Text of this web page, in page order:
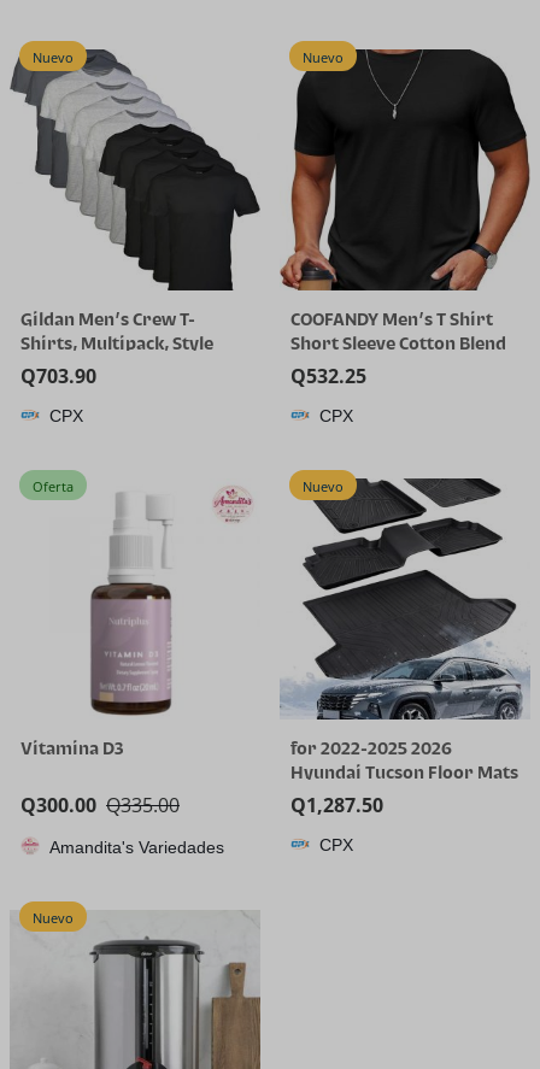
Nuevo
Gildan Men’s Crew T-
Shirts, Multipack, Style
G1100
Q703.90
CPX
Nuevo
COOFANDY Men’s T Shirt
Short Sleeve Cotton Blend
T-Shirts Crew Neck Casual
Summer Basic Tee Shirts
Q532.25
CPX
Oferta
Vitamina D3
Q335.00
Q300.00
Amandita's Variedades
Nuevo
for 2022-2025 2026
Hyundai Tucson Floor Mats
(Gas Models Only) | All-
Weather TPE Car Mats &
Cargo Liner, Custom Fit for
Q1,287.50
CPX
Nuevo